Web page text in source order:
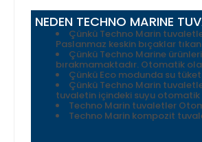
NEDEN TECHNO MARINE
Çünkü Techno Marin
Paslanmaz keskin bıçaklar
Çünkü Techno Marine
bırakmamaktadır. Otomatik
Çünkü Eco modunda su
Çünkü Techno Marin
tuvaletin içindeki suyu otomatik
Techno Marin tuvaletler
Techno Marin kompozit